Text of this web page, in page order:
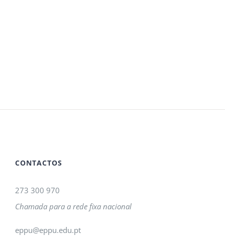
CONTACTOS
273 300 970
Chamada para a rede fixa nacional
eppu@eppu.edu.pt